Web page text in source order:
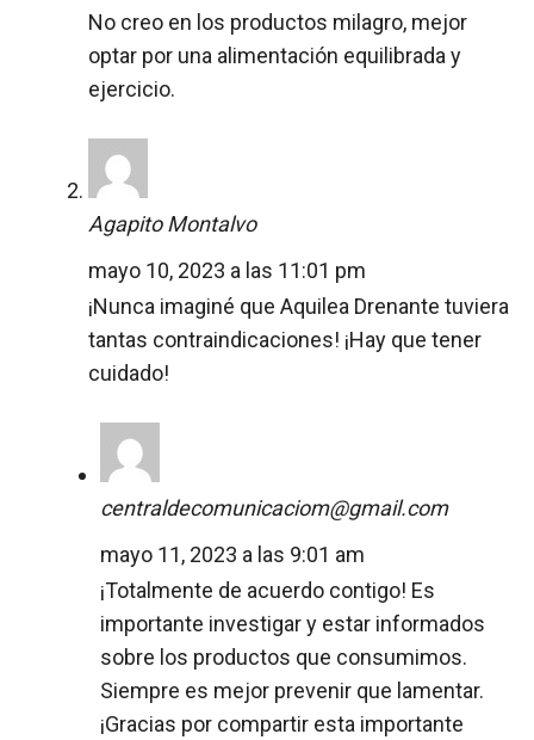
No creo en los productos milagro, mejor
optar por una alimentación equilibrada y
ejercicio.
Agapito Montalvo
mayo 10, 2023 a las 11:01 pm
¡Nunca imaginé que Aquilea Drenante tuviera
tantas contraindicaciones! ¡Hay que tener
cuidado!
centraldecomunicaciom@gmail.com
mayo 11, 2023 a las 9:01 am
¡Totalmente de acuerdo contigo! Es
importante investigar y estar informados
sobre los productos que consumimos.
Siempre es mejor prevenir que lamentar.
¡Gracias por compartir esta importante